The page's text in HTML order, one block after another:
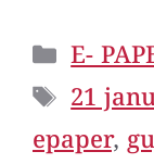
E-
Tags
21
epaper,